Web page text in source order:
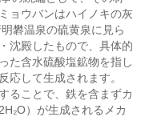
ョウバンはハイノキの灰
礬温泉の硫黄泉に見ら
沈殿したもので、具体的
た含水硫酸塩鉱物を指し
応して生成されます。
ることで、鉄を含まずカ
）が生成されるメカ